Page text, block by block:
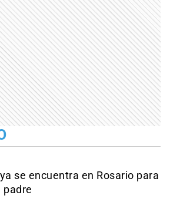
se encuentra en Rosario para
padre